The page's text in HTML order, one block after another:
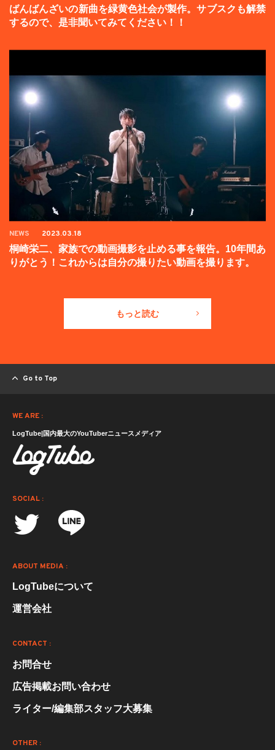
ばんばんざいの新曲を緑黄色社会が製作。サブスクも解禁
するので、是非聞いてみてください！！
NEWS 2023.03.18
桐崎栄二、家族での動画撮影を止める事を報告。10年間あ
りがとう！これからは自分の撮りたい動画を撮ります。
もっと読む
Go to Top
WE ARE :
LogTube|国内最大のYouTuberニュースメディア
SOCIAL :
ABOUT MEDIA :
LogTubeについて
運営会社
CONTACT :
お問合せ
広告掲載お問い合わせ
ライター/編集部スタッフ大募集
OTHER :